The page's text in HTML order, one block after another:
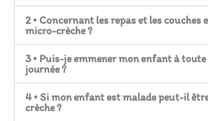
2 • Concernant les repas et les couches
micro-crèche ?
3 • Puis-je emmener mon enfant à toute
journée ?
4 • Si mon enfant est malade peut-il
crèche ?